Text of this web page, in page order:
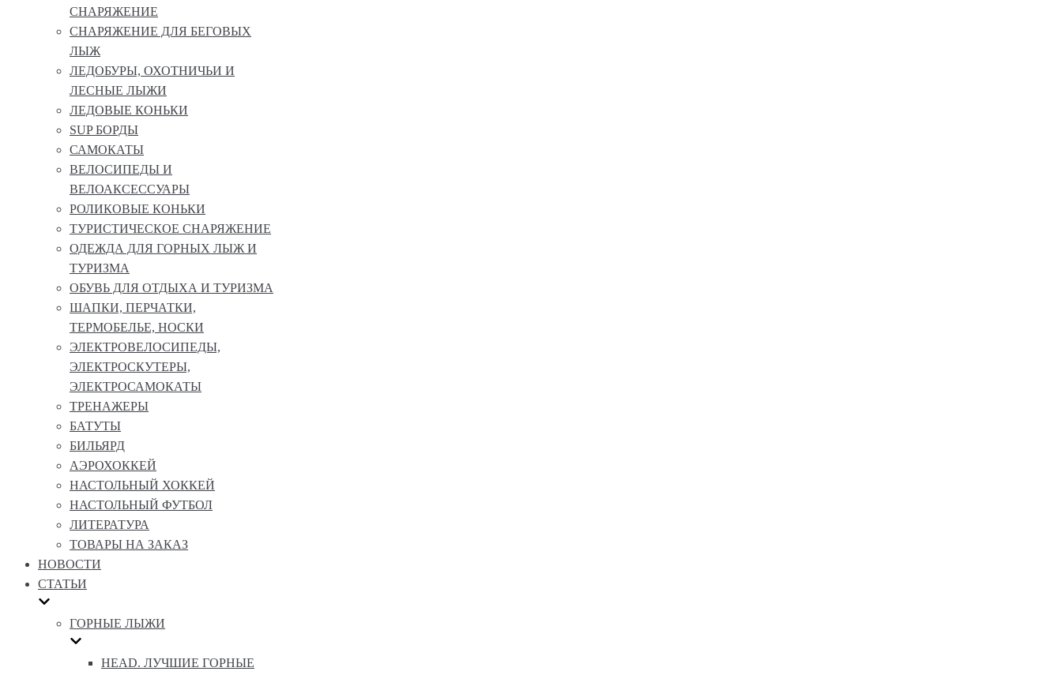
СНАРЯЖЕНИЕ
СНАРЯЖЕНИЕ ДЛЯ БЕГОВЫХ
ЛЫЖ
ЛЕДОБУРЫ, ОХОТНИЧЬИ И
ЛЕСНЫЕ ЛЫЖИ
ЛЕДОВЫЕ КОНЬКИ
SUP БОРДЫ
САМОКАТЫ
ВЕЛОСИПЕДЫ И
ВЕЛОАКСЕССУАРЫ
РОЛИКОВЫЕ КОНЬКИ
ТУРИСТИЧЕСКОЕ СНАРЯЖЕНИЕ
ОДЕЖДА ДЛЯ ГОРНЫХ ЛЫЖ И
ТУРИЗМА
ОБУВЬ ДЛЯ ОТДЫХА И ТУРИЗМА
ШАПКИ, ПЕРЧАТКИ,
ТЕРМОБЕЛЬЕ, НОСКИ
ЭЛЕКТРОВЕЛОСИПЕДЫ,
ЭЛЕКТРОСКУТЕРЫ,
ЭЛЕКТРОСАМОКАТЫ
ТРЕНАЖЕРЫ
БАТУТЫ
БИЛЬЯРД
АЭРОХОККЕЙ
НАСТОЛЬНЫЙ ХОККЕЙ
НАСТОЛЬНЫЙ ФУТБОЛ
ЛИТЕРАТУРА
ТОВАРЫ НА ЗАКАЗ
НОВОСТИ
СТАТЬИ
ГОРНЫЕ ЛЫЖИ
HEAD. ЛУЧШИЕ ГОРНЫЕ